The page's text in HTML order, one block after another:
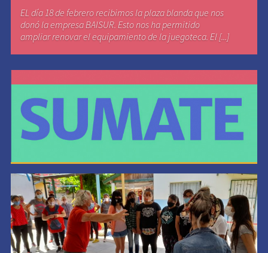
EL día 18 de febrero recibimos la plaza blanda que nos
donó la empresa BAISUR. Esto nos ha permitido
ampliar renovar el equipamiento de la juegoteca. El [...]